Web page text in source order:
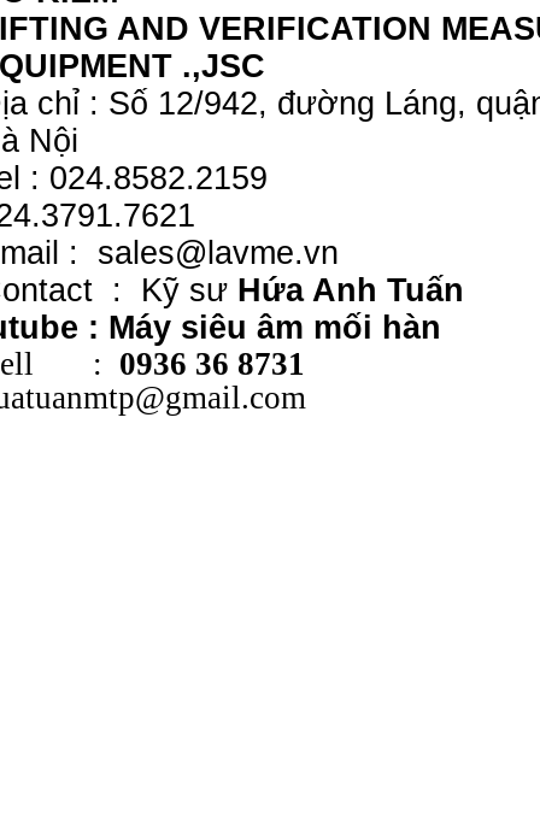
AND VERIFICATION
.,JSC
chỉ : Số 12/942, đường Láng,
Nội
: 024.8582.2159
: sales@lavme.vn
: Kỹ sư Hứa Anh Tuấn
: Máy siêu âm mối hàn
: 0936 36 8731